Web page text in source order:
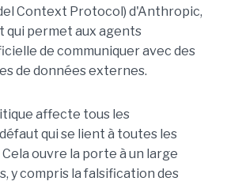
Context Protocol) d'Anthropic,
qui permet aux agents
de communiquer avec des
de données externes.
affecte tous les
qui se lient à toutes les
ouvre la porte à un large
y compris la falsification des